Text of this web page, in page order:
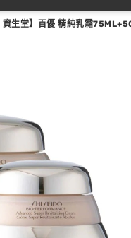
資生堂】百優 精純乳霜